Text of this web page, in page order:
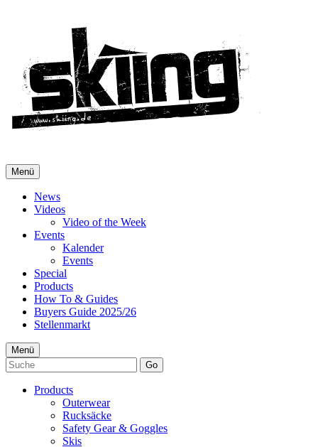
Menü
News
Videos
Video of the Week
Events
Kalender
Events
Special
Products
How To & Guides
Buyers Guide 2025/26
Stellenmarkt
Menü
Go
Products
Outerwear
Rucksäcke
Safety Gear & Goggles
Skis